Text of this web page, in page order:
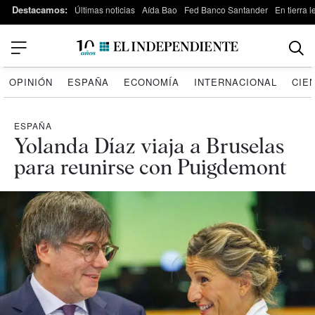
Destacamos: Últimas noticias Aída Bao Fed Banco Santander En tierra
OPINIÓN ESPAÑA ECONOMÍA INTERNACIONAL
ESPAÑA
Yolanda Díaz viaja a Bruselas
para reunirse con Puigdemont